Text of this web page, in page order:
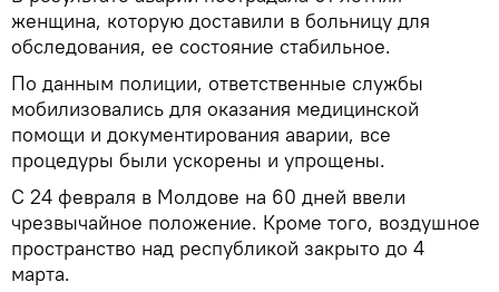
женщина, которую доставили ​​в больницу для
обследования, ее состояние стабильное.
По данным полиции, ответственные службы
мобилизовались для оказания медицинской
помощи и документирования аварии, все
процедуры были ускорены и упрощены.
С 24 февраля в Молдове на 60 дней ввели
чрезвычайное положение. Кроме того, воздушное
пространство над республикой закрыто до 4
марта.